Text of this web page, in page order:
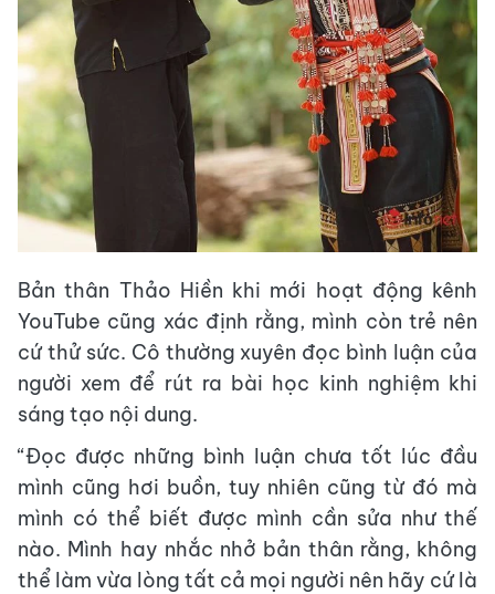
Bản thân Thảo Hiền khi mới hoạt động kênh
YouTube cũng xác định rằng, mình còn trẻ nên
cứ thử sức. Cô thường xuyên đọc bình luận của
người xem để rút ra bài học kinh nghiệm khi
sáng tạo nội dung.
“Đọc được những bình luận chưa tốt lúc đầu
mình cũng hơi buồn, tuy nhiên cũng từ đó mà
mình có thể biết được mình cần sửa như thế
nào. Mình hay nhắc nhở bản thân rằng, không
thể làm vừa lòng tất cả mọi người nên hãy cứ là